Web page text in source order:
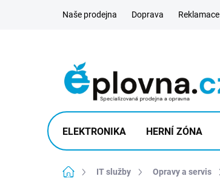
Naše prodejna Doprava Reklamace
ELEKTRONIKA HERNÍ ZÓNA
Domů IT služby Opravy a servis